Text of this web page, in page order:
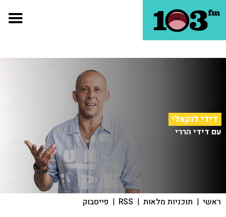
דידי לוקאלי
עם דידי הררי
ראשי | תוכניות מלאות |
RSS
| פייסבוק